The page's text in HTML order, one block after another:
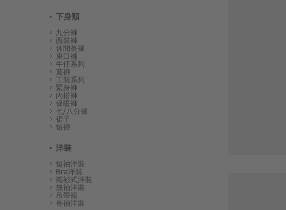
下身類
九分褲
西裝褲
休閒長褲
束口褲
牛仔系列
寬褲
工裝系列
緊身褲
內搭褲
保暖褲
七/八分褲
裙子
短褲
洋裝
短袖洋裝
Bra洋裝
襯衫式洋裝
無袖洋裝
吊帶裙
長袖洋裝